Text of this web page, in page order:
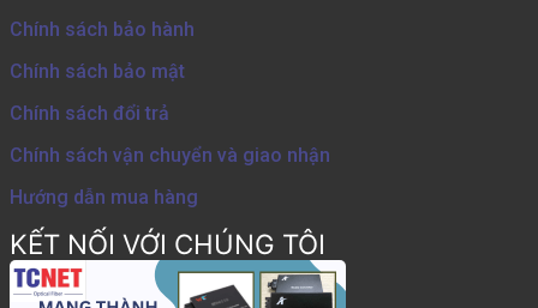
Chính sách bảo hành
Chính sách bảo mật
Chính sách đổi trả
Chính sách vận chuyển và giao nhận
Hướng dẫn mua hàng
KẾT NỐI VỚI CHÚNG TÔI